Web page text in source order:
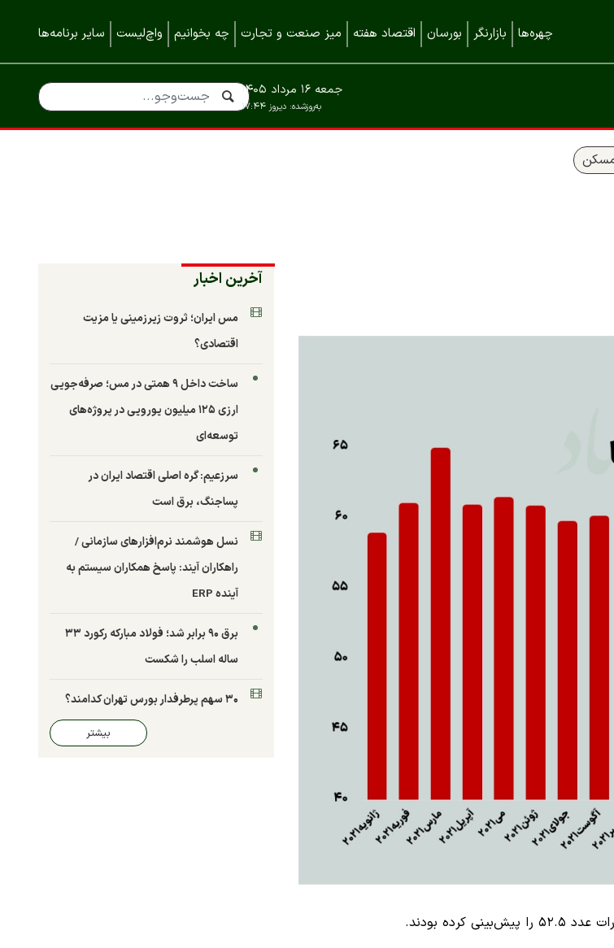
چهره‌ها بازارنگر بورسان اقتصاد هفته میز صنعت و تجارت چه بخوانیم واچ‌لیست سایر برنامه‌ها
به‌روزشده: دیروز ۱۷:۴۴
جمعه ۱۶ مرداد ۱۴۰۵
آخرین اخبار
مس ایران؛ ثروت زیرزمینی یا مزیت
اقتصادی؟
ساخت داخل ۹ همتی در مس؛ صرفه‌جویی
ارزی ۱۲۵ میلیون یورویی در پروژه‌های
توسعه‌ای
سرزعیم: گره اصلی اقتصاد ایران در
پساجنگ، برق است
نسل هوشمند نرم‌افزارهای سازمانی /
راهکاران آیند: پاسخ همکاران سیستم به
آینده ERP
برق ۹۰ برابر شد؛ فولاد مبارکه رکورد ۳۳
ساله اسلب را شکست
۳۰ سهم پرطرفدار بورس تهران کدامند؟
بیشتر